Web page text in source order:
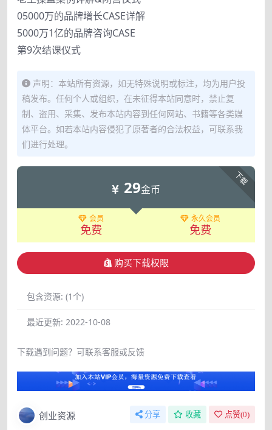
05000万的品牌增长CASE详解
5000万1亿的品牌咨询CASE
第9次结课仪式
声明：本站所有资源，如无特殊说明或标注，均为用户投
稿发布。任何个人或组织，在未征得本站同意时，禁止复
制、盗用、采集、发布本站内容到任何网站、书籍等各类媒
体平台。如若本站内容侵犯了原著者的合法权益，可联系我
们进行处理。
下载
29金币
会员
免费
永久会员
免费
购买下载权限
包含资源: (1个)
最近更新: 2022-10-08
下载遇到问题？可联系客服或反馈
创业资源 分享 收藏 点赞(0)